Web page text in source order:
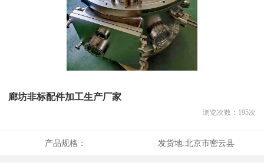
廊坊非标配件加工生产厂家
浏览次数： 195次
产品规格： 发货地:北京市密云县